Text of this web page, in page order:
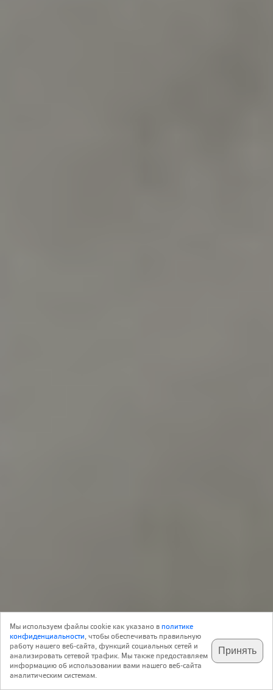
0
Международный конкурс eVolo Skyscraper проводится
подпишитесь на наш
телеграм @archi_ru
✕
Мы используем файлы cookie как указано вполитике
конфиденциальности, чтобы обеспечивать правильную
работу нашего веб-сайта, функций социальных сетей и
анализировать сетевой трафик. Мы также предоставляем
информацию об использовании вами нашего веб-сайта
аналитическим системам.
Принять